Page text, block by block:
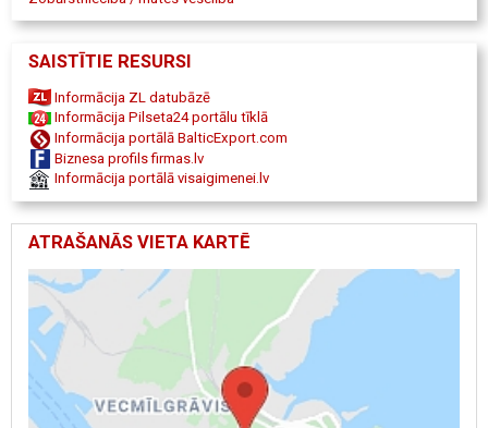
SAISTĪTIE RESURSI
Informācija ZL datubāzē
Informācija Pilseta24 portālu tīklā
Informācija portālā BalticExport.com
Biznesa profils firmas.lv
Informācija portālā visaigimenei.lv
ATRAŠANĀS VIETA KARTĒ